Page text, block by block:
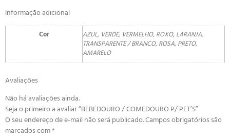
Informação adicional
Cor
AZUL, VERDE, VERMELHO, ROXO, LARANJA,
TRANSPARENTE / BRANCO, ROSA, PRETO,
AMARELO
Avaliações
Não há avaliações ainda.
Seja o primeiro a avaliar “BEBEDOURO / COMEDOURO P/ PET’S”
O seu endereço de e-mail não será publicado.Campos obrigatórios são
marcados com*